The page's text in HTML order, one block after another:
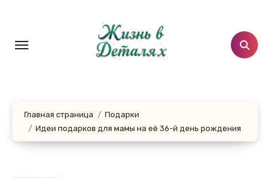
содержанию
Главная страница
Подарки
Идеи подарков для мамы на её 36-й день рождения